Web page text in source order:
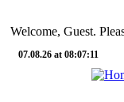
Welcome, Guest.
07.08.26 at 08:07:11